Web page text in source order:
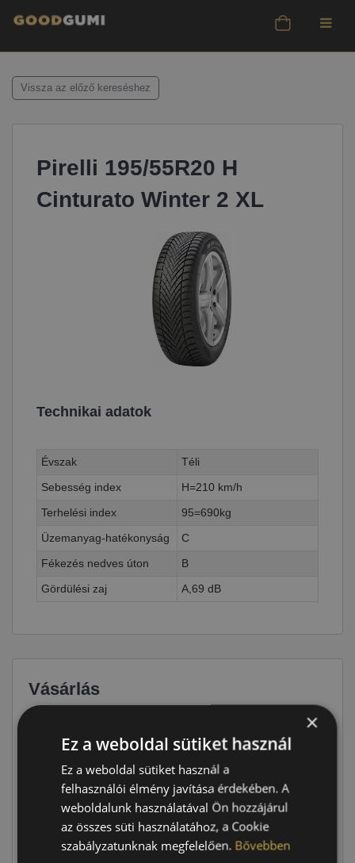
Vissza az előző kereséshez
Pirelli 195/55R20 H
Cinturato Winter 2 XL
Technikai adatok
Évszak
Téli
Sebesség index
H=210 km/h
Terhelési index
95=690kg
Üzemanyag-hatékonyság
C
Fékezés nedves úton
B
Gördülési zaj
A,69 dB
Vásárlás
56 390 Ft
Raktáron:
225 560 Ft
×
Ez a weboldal sütiket használ
Ez a weboldal sütiket használ a
felhasználói élmény javítása érdekében. A
weboldalunk használatával Ön hozzájárul
az összes süti használatához, a Cookie
szabályzatunknak megfelelően. Bővebben